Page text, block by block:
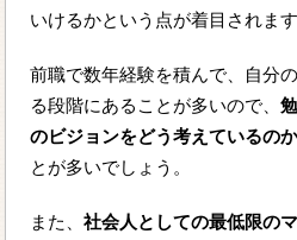
いけるかという点が着目されます
前職で数年経験を積んで、自分
る段階にあることが多いので、
のビジョンをどう考えているの
とが多いでしょう。
また、社会人としての最低限の